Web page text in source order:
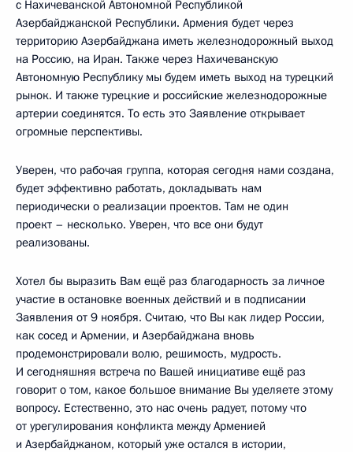
с Нахичеванской Автономной Республикой
Азербайджанской Республики. Армения будет через
территорию Азербайджана иметь железнодорожный выход
на Россию, на Иран. Также через Нахичеванскую
Автономную Республику мы будем иметь выход на турецкий
рынок. И также турецкие и российские железнодорожные
артерии соединятся. То есть это Заявление открывает
огромные перспективы.
Уверен, что рабочая группа, которая сегодня нами создана,
будет эффективно работать, докладывать нам
периодически о реализации проектов. Там не один
проект – несколько. Уверен, что все они будут
реализованы.
Хотел бы выразить Вам ещё раз благодарность за личное
участие в остановке военных действий и в подписании
Заявления от 9 ноября. Считаю, что Вы как лидер России,
как сосед и Армении, и Азербайджана вновь
продемонстрировали волю, решимость, мудрость.
И сегодняшняя встреча по Вашей инициативе ещё раз
говорит о том, какое большое внимание Вы уделяете этому
вопросу. Естественно, это нас очень радует, потому что
от урегулирования конфликта между Арменией
и Азербайджаном, который уже остался в истории,